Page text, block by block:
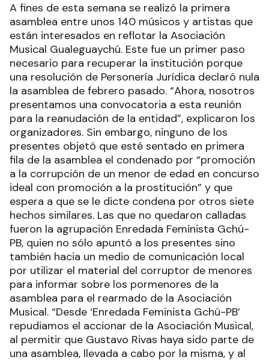
A fines de esta semana se realizó la primera
asamblea entre unos 140 músicos y artistas que
están interesados en reflotar la Asociación
Musical Gualeguaychú. Este fue un primer paso
necesario para recuperar la institución porque
una resolución de Personería Jurídica declaró nula
la asamblea de febrero pasado. “Ahora, nosotros
presentamos una convocatoria a esta reunión
para la reanudación de la entidad”, explicaron los
organizadores. Sin embargo, ninguno de los
presentes objetó que esté sentado en primera
fila de la asamblea el condenado por “promoción
a la corrupción de un menor de edad en concurso
ideal con promoción a la prostitución” y que
espera a que se le dicte condena por otros siete
hechos similares. Las que no quedaron calladas
fueron la agrupación Enredada Feminista Gchú-
PB, quien no sólo apuntó a los presentes sino
también hacia un medio de comunicación local
por utilizar el material del corruptor de menores
para informar sobre los pormenores de la
asamblea para el rearmado de la Asociación
Musical. “Desde ‘Enredada Feminista Gchú-PB’
repudiamos el accionar de la Asociación Musical,
al permitir que Gustavo Rivas haya sido parte de
una asamblea, llevada a cabo por la misma, y al